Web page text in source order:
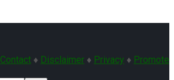
Contact ♦ Disclaimer ♦ Privacy ♦ Promote